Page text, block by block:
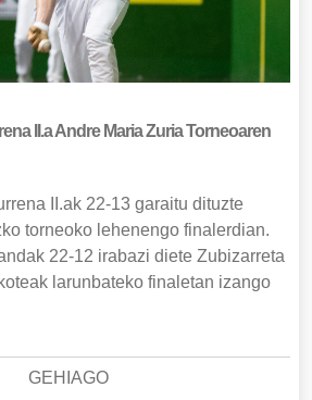
II.a Andre Maria Zuria Torneoaren
II.ak 22-13 garaitu dituzte
torneoko lehenengo finalerdian.
22-12 irabazi diete Zubizarreta
larunbateko finaletan izango
GEHIAGO